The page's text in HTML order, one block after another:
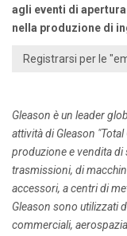
agli eventi di
nella produzione di
Registrarsi per le
Gleason è un leader
attività di Gleason
produzione e vendita
trasmissioni, di
accessori, a centri di
Gleason sono utilizzati
commerciali,